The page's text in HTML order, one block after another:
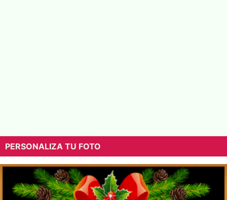
PERSONALIZA TU FOTO